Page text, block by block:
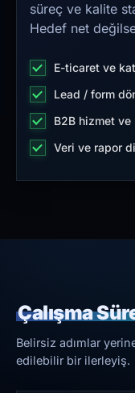
süreç ve kalite
Hedef net
E-ticaret ve
Lead / form
B2B hizmet
Veri ve rapor
Çalışma
Belirsiz adımlar
edilebilir bir ilerleyiş.